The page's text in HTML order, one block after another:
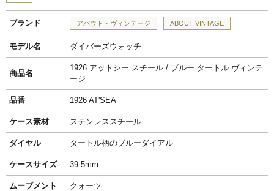
ブランド アバウト・ヴィンテージ ABOUT VINTAGE
モデル名 ダイバーズウォッチ
商品名
1926 アットシー スチール / ブルー タートル ヴィンテ
ージ
品番 1926 AT'SEA
ケース素材 ステンレススチール
ダイヤル タートル柄のブルーダイアル
ケースサイズ 39.5mm
ムーブメント クォーツ